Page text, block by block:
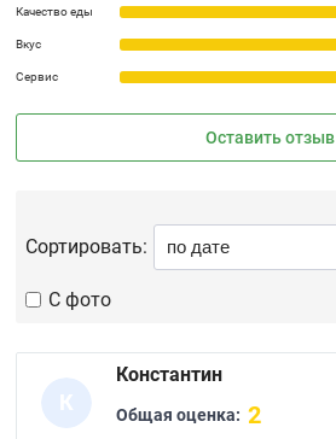
Качество еды
Вкус
Сервис
Оставить отзыв
С фото
Сортировать:
К
Константин
Общая оценка: 2